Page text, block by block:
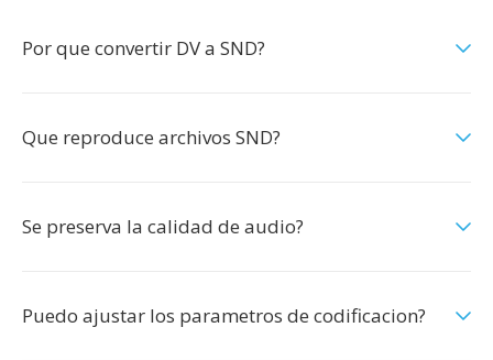
Por que convertir DV a SND?
Que reproduce archivos SND?
Se preserva la calidad de audio?
Puedo ajustar los parametros de codificacion?